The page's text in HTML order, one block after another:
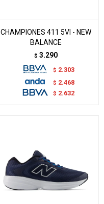
CHAMPIONES 411 5VI - NEW
BALANCE
$ 3.290
$ 2.303
$ 2.468
$ 2.632